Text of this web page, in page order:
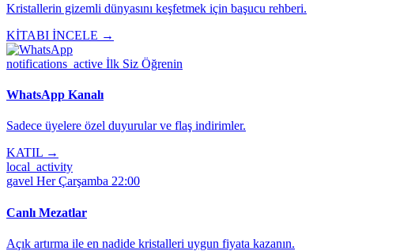
Kristallerin gizemli dünyasını keşfetmek için başucu rehberi.
KİTABI İNCELE →
notifications_active İlk Siz Öğrenin
WhatsApp Kanalı
Sadece üyelere özel duyurular ve flaş indirimler.
KATIL →
local_activity
gavel Her Çarşamba 22:00
Canlı Mezatlar
Açık artırma ile en nadide kristalleri uygun fiyata kazanın.